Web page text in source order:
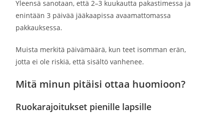
Yleensä sanotaan, että 2–3 kuukautta pakastimessa ja
enintään 3 päivää jääkaapissa avaamattomassa
pakkauksessa.
Muista merkitä päivämäärä, kun teet isomman erän,
jotta ei ole riskiä, että sisältö vanhenee.
Mitä minun pitäisi ottaa huomioon?
Ruokarajoitukset pienille lapsille